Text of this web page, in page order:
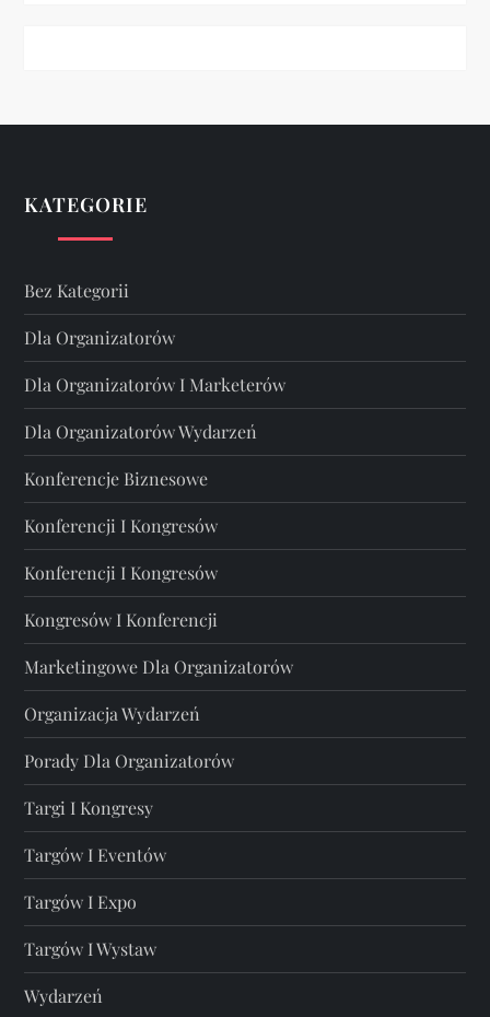
KATEGORIE
Bez Kategorii
Dla Organizatorów
Dla Organizatorów I Marketerów
Dla Organizatorów Wydarzeń
Konferencje Biznesowe
Konferencji I Kongresów
Konferencji I Kongresów
Kongresów I Konferencji
Marketingowe Dla Organizatorów
Organizacja Wydarzeń
Porady Dla Organizatorów
Targi I Kongresy
Targów I Eventów
Targów I Expo
Targów I Wystaw
Wydarzeń